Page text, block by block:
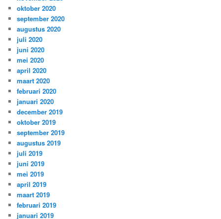
oktober 2020
september 2020
augustus 2020
juli 2020
juni 2020
mei 2020
april 2020
maart 2020
februari 2020
januari 2020
december 2019
oktober 2019
september 2019
augustus 2019
juli 2019
juni 2019
mei 2019
april 2019
maart 2019
februari 2019
januari 2019